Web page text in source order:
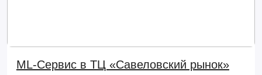
ML-Сервис в ТЦ «Савеловский рынок»